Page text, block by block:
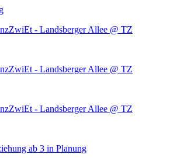
- Landsberger Allee @ TZ
- Landsberger Allee @ TZ
- Landsberger Allee @ TZ
ab 3 in Planung